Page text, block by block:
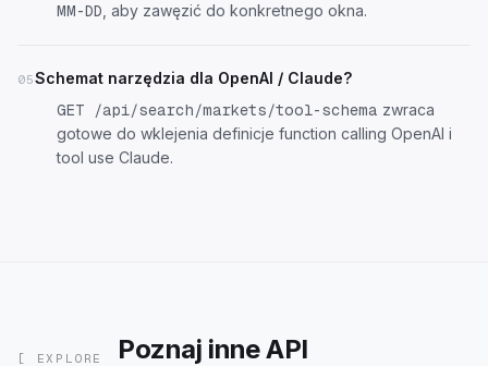
MM-DD , aby zawęzić do konkretnego okna.
05Schemat narzędzia dla OpenAI / Claude?
GET /api/search/markets/tool-schema zwraca
gotowe do wklejenia definicje function calling OpenAI i
tool use Claude.
[ EXPLORE
Poznaj inne API